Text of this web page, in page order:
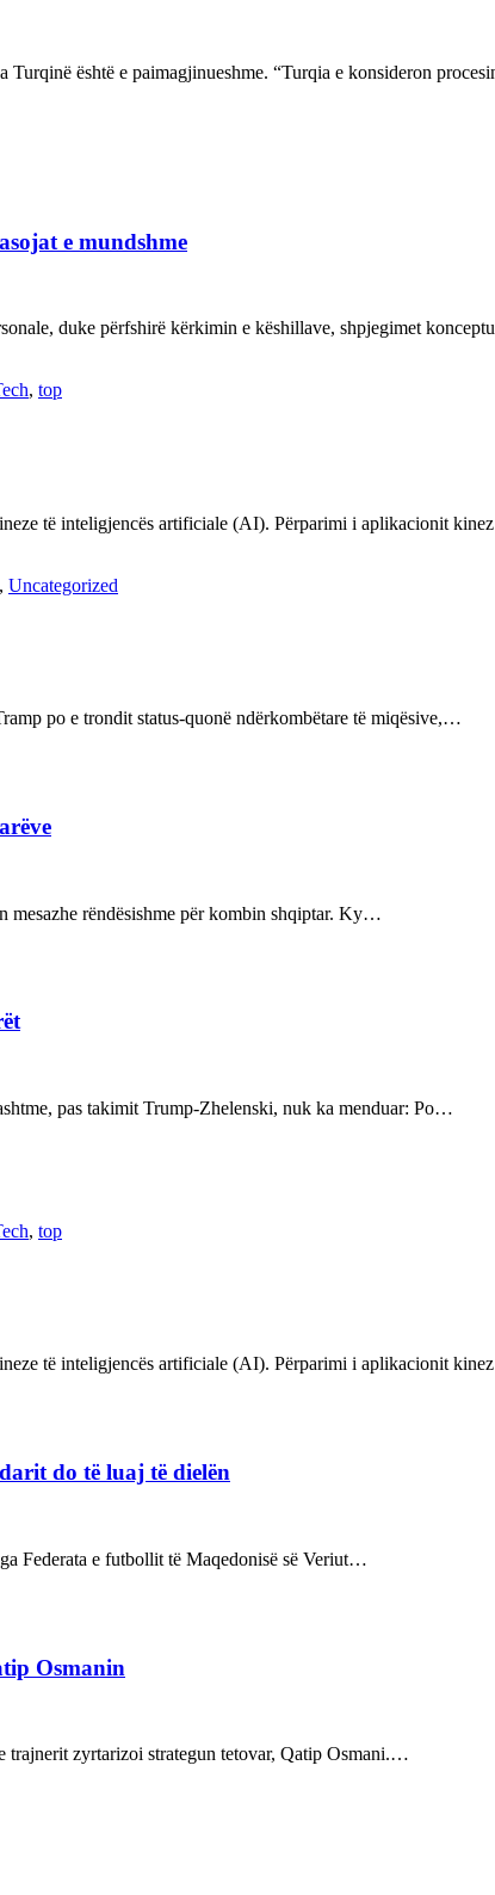
Turqinë është e paimagjinueshme. “Turqia e konsideron
e mundshme
duke përfshirë kërkimin e këshillave, shpjegimet
, top
të inteligjencës artificiale (AI). Përparimi i aplikacionit
, Uncategorized
po e trondit status-quonë ndërkombëtare të miqësive,…
mesazhe rëndësishme për kombin shqiptar. Ky…
pas takimit Trump-Zhelenski, nuk ka menduar: Po…
, top
të inteligjencës artificiale (AI). Përparimi i aplikacionit
do të luaj të dielën
Federata e futbollit të Maqedonisë së Veriut…
Osmanin
trajnerit zyrtarizoi strategun tetovar, Qatip Osmani.…